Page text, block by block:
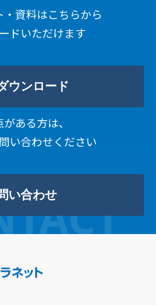
・資料はこちらから
ドいただけます
ウンロード
ある方は、
い合わせください
い合わせ